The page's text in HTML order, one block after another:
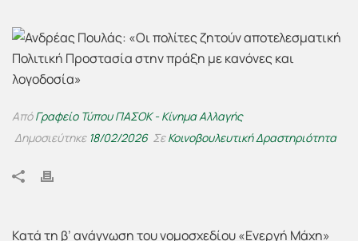
ΑπόΓραφείο Τύπου ΠΑΣΟΚ - Κίνημα Αλλαγής
Δημοσιεύτηκε 18/02/2026 ΣεΚοινοβουλευτική Δραστηριότητα
Κατά τη β’ ανάγνωση του νομοσχεδίου «Ενεργή Μάχη»